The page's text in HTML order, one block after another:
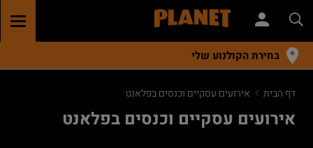
בחירת הקולנוע שלי
דף הבית אירועים עסקיים וכנסים בפלאנט
אירועים עסקיים וכנסים בפלאנט